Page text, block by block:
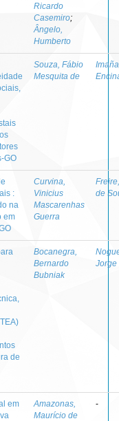
Ricardo
Casemiro;
Ângelo,
Humberto
GO
Souza, Fábio
Mesquita de
Imaña
:
na
em
Curvina,
Vinicius
Mascarenhas
Guerra
de
de
Bocanegra,
Bernardo
Bubniak
Jorge
em
Amazonas,
Maurício de
-